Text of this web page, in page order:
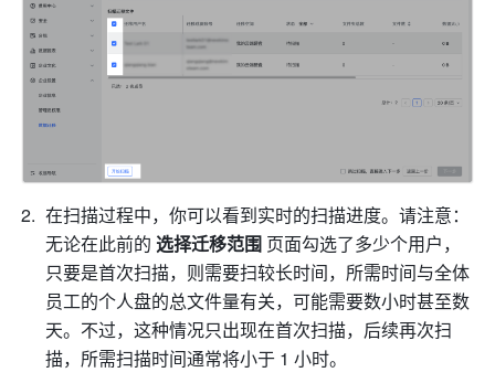
在扫描过程中，你可以看到实时的扫描进度。请注意：
无论在此前的 选择迁移范围 页面勾选了多少个用户，
只要是首次扫描，则需要扫较长时间，所需时间与全体
员工的个人盘的总文件量有关，可能需要数小时甚至数
天。不过，这种情况只出现在首次扫描，后续再次扫
描，所需扫描时间通常将小于 1 小时。